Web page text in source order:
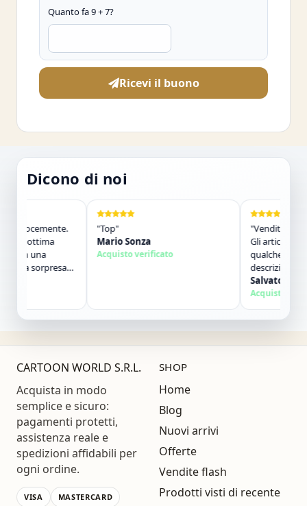
Quanto fa 9 + 7?
Ricevi il buono
Dicono di noi
ottima
in una
sorpresa
"Top"
Mario Sonza
Acquisto verificato
"Venditore molto
Gli articoli sono
qualche giorno e
descrizione.
contatti.
Salvatore Sorbo
Acquisto
CARTOON WORLD S.R.L.
Acquista in modo
semplice e sicuro:
pagamenti protetti,
assistenza reale e
spedizioni affidabili per
ogni ordine.
VISA
MASTERCARD
SHOP
Home
Blog
Nuovi arrivi
Offerte
Vendite flash
Prodotti visti di recente